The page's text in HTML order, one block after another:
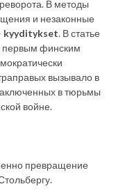
В методы
и незаконные
kyyditykset. В статье
первым финским
вызывало в
в тюрьмы
войне.
превращение